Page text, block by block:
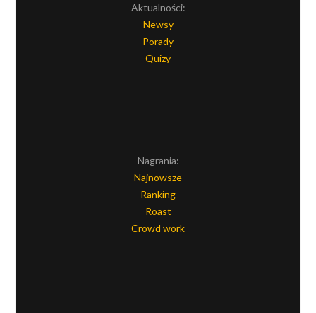
Aktualności:
Newsy
Porady
Quizy
Nagrania:
Najnowsze
Ranking
Roast
Crowd work